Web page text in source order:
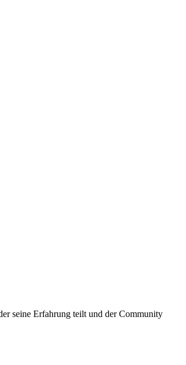
seine Erfahrung teilt und der Community